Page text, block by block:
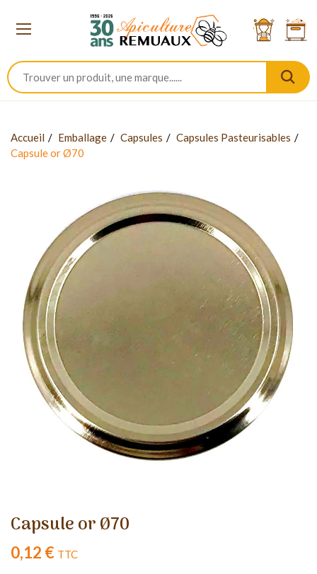
Accueil Emballage Capsules
Capsules Pasteurisables
Capsule or Ø70
Capsule or Ø70
0,12 € TTC